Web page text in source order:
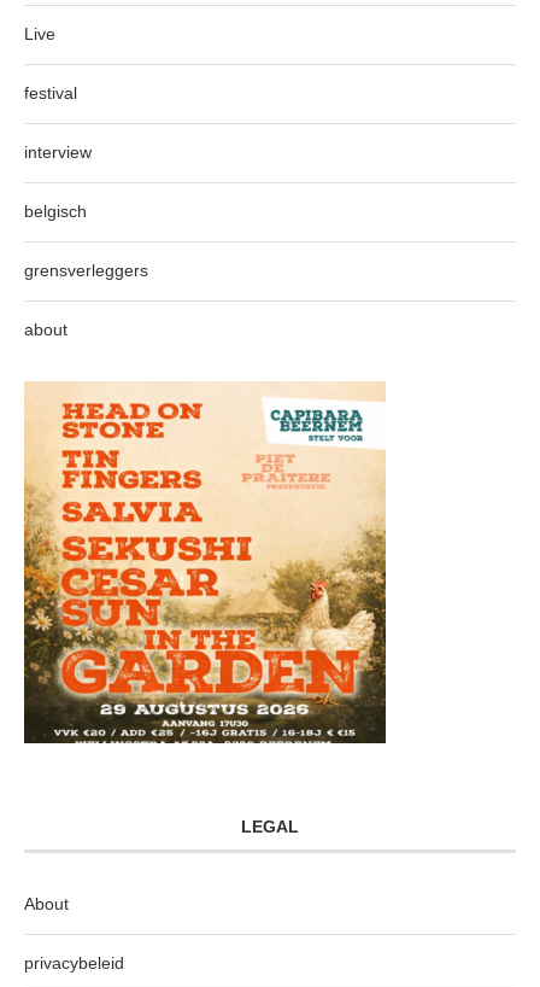
Live
festival
interview
belgisch
grensverleggers
about
LEGAL
About
privacybeleid